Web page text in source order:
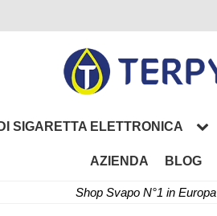
SIGARETTA ELETTRONICA
AZIENDA BLOG
Shop Svapo N°1 in Europa